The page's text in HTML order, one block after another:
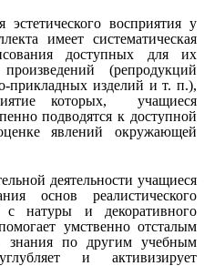
эстетического восприятия у
имеет систематическая
доступных для их
(репродукций
прикладных изделий и т. п.),
которых, учащиеся
подводятся к доступной
явлений окружающей
деятельности учащиеся
основ реалистического
натуры и декоративного
умственно отсталым
знания по другим учебным
и активизирует